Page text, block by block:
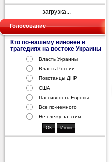
загрузка...
Голосование
Кто по-вашему виновен в
трагедиях на востоке Украины
Власть Украины
Власть России
Повстанцы ДНР
США
Пассивность Европы
Все по-немного
Не слежу за этим